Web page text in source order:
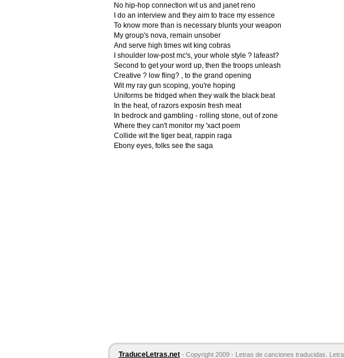
No hip-hop connection wit us and janet reno
I do an interview and they aim to trace my essence
To know more than is necessary blunts your weapon
My group's nova, remain unsober
And serve high times wit king cobras
I shoulder low-post mc's, your whole style ? lafeast?
Second to get your word up, then the troops unleash
Creative ? low fling? , to the grand opening
Wit my ray gun scoping, you're hoping
Uniforms be fridged when they walk the black beat
In the heat, of razors exposin fresh meat
In bedrock and gambling - rolling stone, out of zone
Where they can't monitor my 'xact poem
Collide wit the tiger beat, rappin raga
Ebony eyes, folks see the saga
TraduceLetras.net - Copyright 2009 - Letras de canciones traducidas.